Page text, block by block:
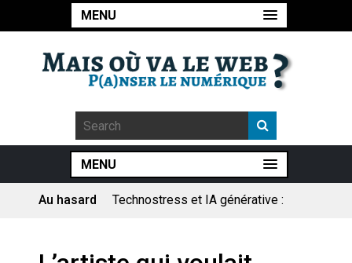
MENU
MENU
Au hasard
Technostress et IA générative :
Pourquoi les études qui